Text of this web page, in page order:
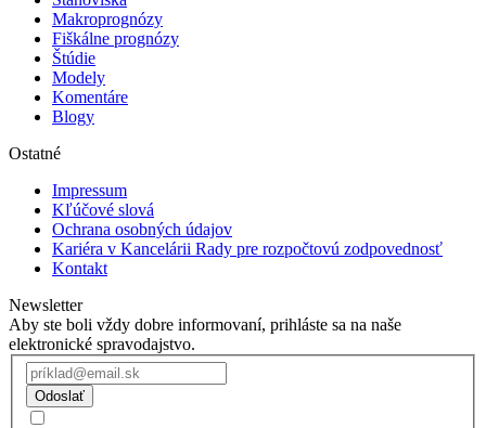
Makroprognózy
Fiškálne prognózy
Štúdie
Modely
Komentáre
Blogy
Ostatné
Impressum
Kľúčové slová
Ochrana osobných údajov
Kariéra v Kancelárii Rady pre rozpočtovú zodpovednosť
Kontakt
Newsletter
Aby ste boli vždy dobre informovaní, prihláste sa na naše
elektronické spravodajstvo.
Odoslať